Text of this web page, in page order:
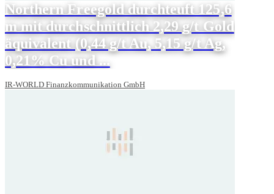
Northern Freegold durchteuft 125,6
m mit durchschnittlich 2,29 g/t Gold
äquivalent (0,44 g/t Au, 5,15 g/t Ag,
0,21% Cu und ...
IR-WORLD Finanzkommunikation GmbH